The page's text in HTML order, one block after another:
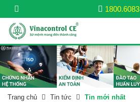
1800.6083
Trang chủ Tin tức Tin mới nhất